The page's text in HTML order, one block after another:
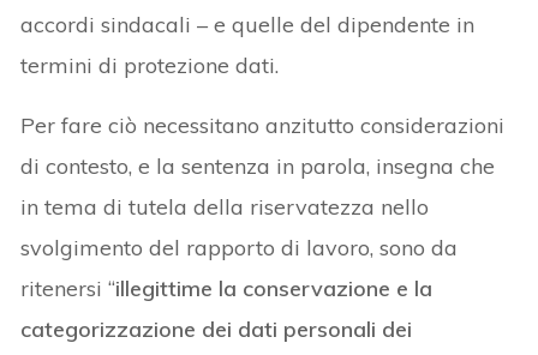
accordi sindacali – e quelle del dipendente in
termini di protezione dati.
Per fare ciò necessitano anzitutto considerazioni
di contesto, e la sentenza in parola, insegna che
in tema di tutela della riservatezza nello
svolgimento del rapporto di lavoro, sono da
ritenersi “illegittime la conservazione e la
categorizzazione dei dati personali dei